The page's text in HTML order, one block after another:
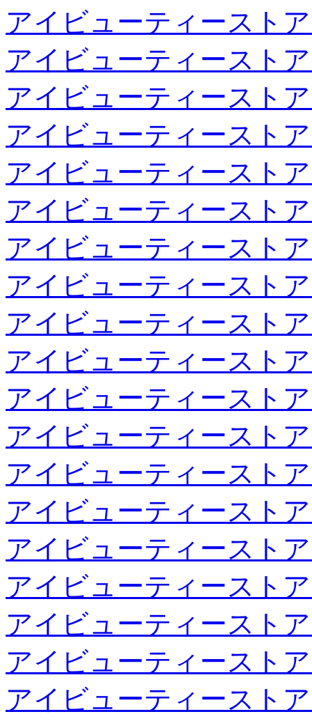
アイビューティースト
アイビューティースト
アイビューティースト
アイビューティースト
アイビューティースト
アイビューティースト
アイビューティースト
アイビューティースト
アイビューティースト
アイビューティースト
アイビューティースト
アイビューティースト
アイビューティースト
アイビューティースト
アイビューティースト
アイビューティースト
アイビューティースト
アイビューティースト
アイビューティースト